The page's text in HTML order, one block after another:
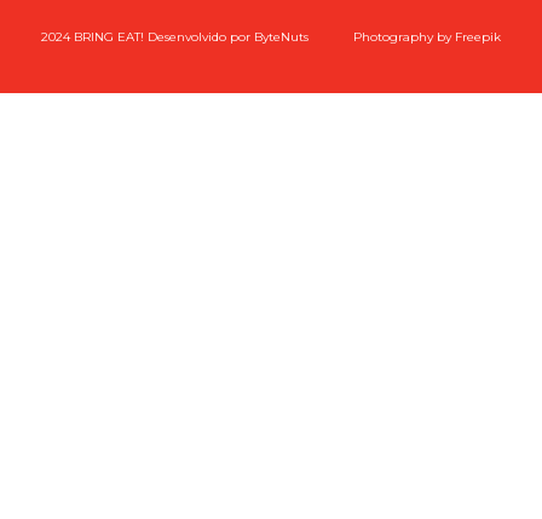
2024 BRING EAT! Desenvolvido por ByteNuts Photography by Freepik